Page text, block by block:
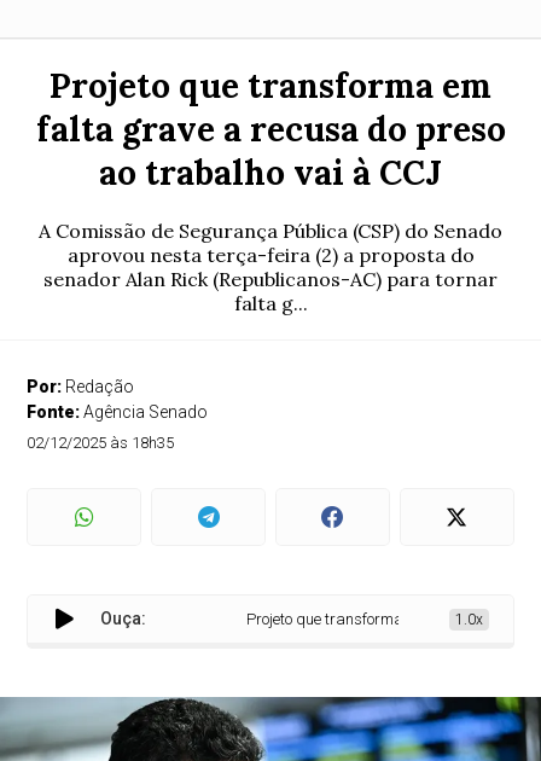
Projeto que transforma em
falta grave a recusa do preso
ao trabalho vai à CCJ
A Comissão de Segurança Pública (CSP) do Senado
aprovou nesta terça-feira (2) a proposta do
senador Alan Rick (Republicanos-AC) para tornar
falta g...
Por: Redação
Fonte:Agência Senado
02/12/2025 às 18h35
Ouça: Projeto que transforma em falta grave a
1.0x